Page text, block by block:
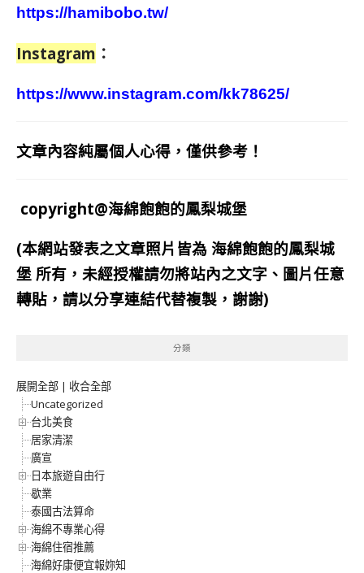
https://hamibobo.tw/
Instagram ：
https://www.instagram.com/kk78625/
文章內容純屬個人心得，僅供參考！
copyright@海綿飽飽的鳳梨城堡
(本網站發表之文章照片皆為 海綿飽飽的鳳梨城
堡 所有，未經授權請勿將站內之文字、圖片任意
轉貼，請以分享連結代替複製，謝謝)
分類
展開全部 | 收合全部
Uncategorized
台北美食
居家清潔
廣宣
日本旅遊自由行
歇業
泰國古法算命
海綿不專業心得
海綿住宿推薦
海綿好康便宜報妳知